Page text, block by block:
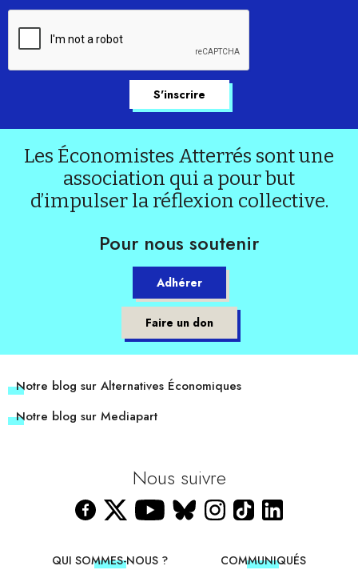
Les Économistes Atterrés sont une
association qui a pour but
d’impulser la réflexion collective.
Pour nous soutenir
Adhérer
Faire un don
Notre blog sur Alternatives Économiques
Notre blog sur Mediapart
Nous suivre
QUI SOMMES-NOUS ?
COMMUNIQUÉS